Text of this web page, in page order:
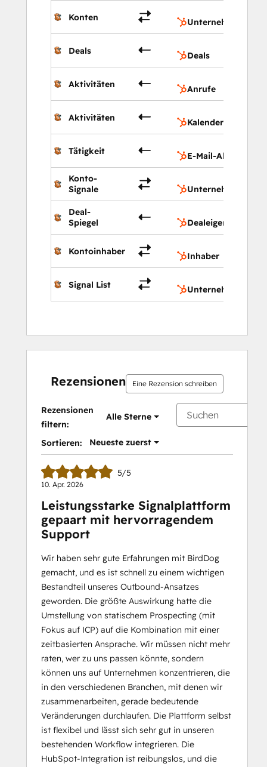
Konten
Unternehmen
Deals
Deals
Aktivitäten
Anrufe
Aktivitäten
Kalender
Tätigkeit
E-Mail-Aktivitäten
Konto-
Signale
Deal-
Spiegel
Dealeigenschaften
Kontoinhaber
Inhaber
Signal List
Rezensionen Eine Rezension schreiben
Rezensionen
filtern:
Alle Sterne
Sortieren: Neueste zuerst
5/5
10. Apr. 2026
Leistungsstarke Signalplattform
gepaart mit hervorragendem
Support
Wir haben sehr gute Erfahrungen mit BirdDog
gemacht, und es ist schnell zu einem wichtigen
Bestandteil unseres Outbound-Ansatzes
geworden. Die größte Auswirkung hatte die
Umstellung von statischem Prospecting (mit
Fokus auf ICP) auf die Kombination mit einer
zeitbasierten Ansprache. Wir müssen nicht mehr
raten, wer zu uns passen könnte, sondern
können uns auf Unternehmen konzentrieren, die
in den verschiedenen Branchen, mit denen wir
zusammenarbeiten, gerade bedeutende
Veränderungen durchlaufen. Die Plattform selbst
ist flexibel und lässt sich sehr gut in unseren
bestehenden Workflow integrieren. Die
HubSpot-Integration ist reibungslos, und die